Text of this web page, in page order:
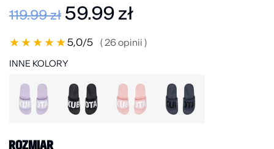
119.99zł 59.99zł
★★★★★5,0/5 ( 26 opinii )
INNE KOLORY
ROZMIAR